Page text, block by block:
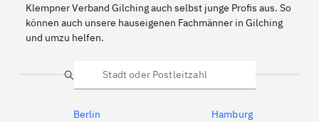
Klempner Verband Gilching auch selbst junge Profis aus. So
können auch unsere hauseigenen Fachmänner in Gilching
und umzu helfen.
Suche
Berlin Hamburg